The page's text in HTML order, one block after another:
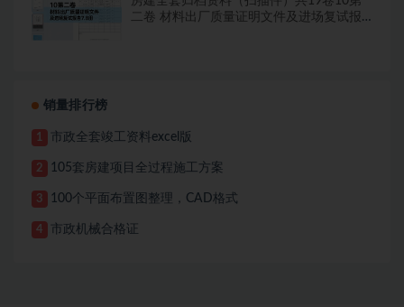
二卷 材料出厂质量证明文件及进场复试报
销量排行榜
1 市政全套竣工资料excel版
2 105套房建项目全过程施工方案
3 100个平面布置图整理，CAD格式
4 市政机械合格证